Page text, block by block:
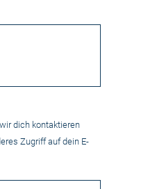
dich kontaktieren
Zugriff auf dein E-